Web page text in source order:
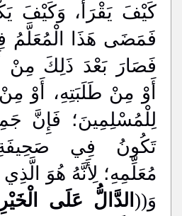
كَيْفَ يَقْرَأُ، وَكَيْفَ
فَمَضَى هَذَا الْمُعَلَّمُ
فَصَارَ بَعْدَ ذَلِكَ مِنْ
أَوْ مِنْ طَلَبَتِهِ، أَوْ
لِلْمُسْلِمِينَ؛ فَإِنَّ
تَكُونُ فِي
مُعَلِّمِهِ؛ لِأَنَّهُ هُوَ
وَ(( الدَّالُّ عَلَى